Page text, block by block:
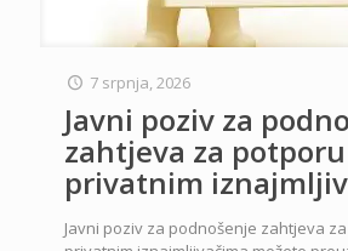
7 srpnja, 2026
Javni poziv za
zahtjeva za potporu
privatnim
Javni poziv za podnošenje zahtjeva